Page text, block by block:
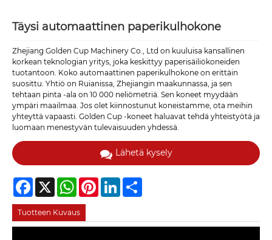
Täysi automaattinen paperikulhokone
Zhejiang Golden Cup Machinery Co., Ltd on kuuluisa kansallinen
korkean teknologian yritys, joka keskittyy paperisäiliökoneiden
tuotantoon. Koko automaattinen paperikulhokone on erittäin
suosittu. Yhtiö on Ruianissa, Zhejiangin maakunnassa, ja sen
tehtaan pinta -ala on 10 000 neliömetriä. Sen koneet myydään
ympäri maailmaa. Jos olet kiinnostunut koneistamme, ota meihin
yhteyttä vapaasti. Golden Cup -koneet haluavat tehdä yhteistyötä ja
luomaan menestyvän tulevaisuuden yhdessä.
Lähetä kysely
Facebook
X WhatsAppPinterestLinkedIn
Tuotteen Kuvaus